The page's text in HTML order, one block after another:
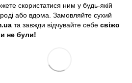
скористатися ним у будь-якій
або вдома. Замовляйте сухий
та завжди відчувайте себе свіжо
не були!